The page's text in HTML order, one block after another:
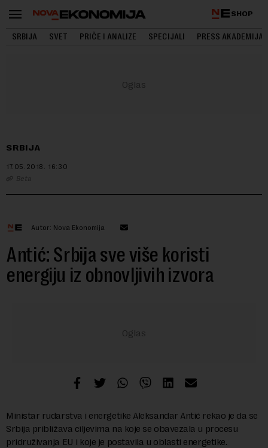
SHOP
SRBIJA SVET PRIČE I ANALIZE SPECIJALI PRESS AKADEMIJA
SRBIJA
17.05.2018. 16:30
Beta
Autor: Nova Ekonomija
Antić: Srbija sve više koristi
energiju iz obnovljivih izvora
Ministar rudarstva i energetike Aleksandar Antić rekao je da se
Srbija približava ciljevima na koje se obavezala u procesu
pridruživanja EU i koje je postavila u oblasti energetike.